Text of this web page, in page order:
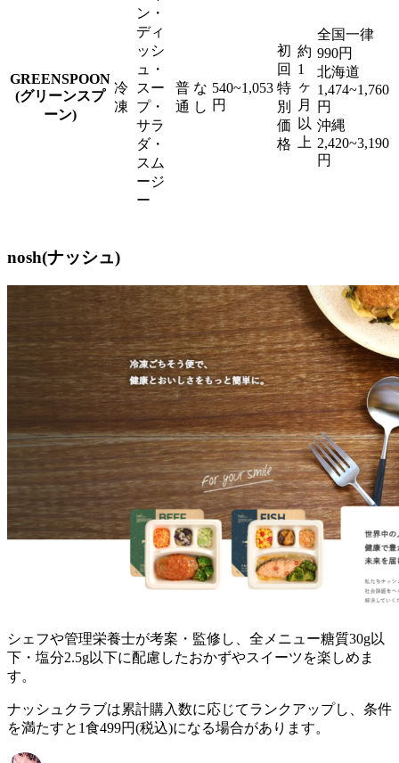
GREENSPOON
(グリーンスプ
ーン)
冷
凍
ン・
ディ
ッシ
ュ・
スー
プ・
サラ
ダ・
スム
ージ
ー
普
通
な
し
540~1,053
円
初
回
特
別
価
格
約
1
ヶ
月
以
上
全国一律
990円
北海道
1,474~1,760
円
沖縄
2,420~3,190
円
nosh(ナッシュ)
シェフや管理栄養士が考案・監修し、全メニュー糖質30g以
下・塩分2.5g以下に配慮したおかずやスイーツを楽しめま
す。
ナッシュクラブは累計購入数に応じてランクアップし、条件
を満たすと1食499円(税込)になる場合があります。